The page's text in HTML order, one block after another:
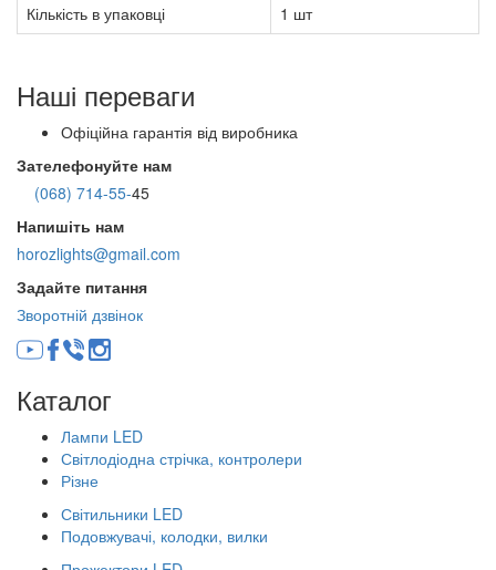
Кількість в упаковці
1 шт
Наші переваги
Офіційна гарантія від виробника
Зателефонуйте нам
(068) 714-55-45
Напишіть нам
horozlights@gmail.com
Задайте питання
Зворотній дзвінок
Каталог
Лампи LED
Світлодіодна стрічка, контролери
Різне
Світильники LED
Подовжувачі, колодки, вилки